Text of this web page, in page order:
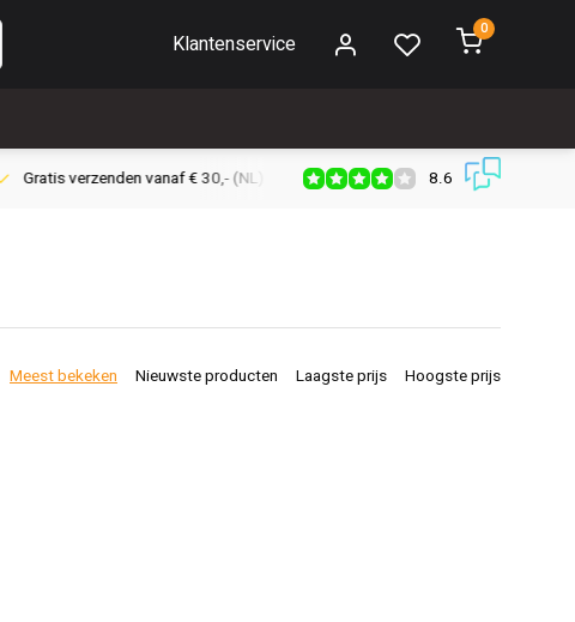
Klantenservice
0
Gratis verzenden vanaf € 30,- (NL) Verzendkosten € 2,95 (NL)
8.6
Meest bekeken Nieuwste producten Laagste prijs Hoogste prijs